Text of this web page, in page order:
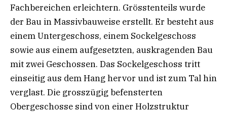
Fachbereichen erleichtern. Grösstenteils wurde
der Bau in Massivbauweise erstellt. Er besteht aus
einem Untergeschoss, einem Sockelgeschoss
sowie aus einem aufgesetzten, auskragenden Bau
mit zwei Geschossen. Das Sockelgeschoss tritt
einseitig aus dem Hang hervor und ist zum Tal hin
verglast. Die grosszügig befensterten
Obergeschosse sind von einer Holzstruktur